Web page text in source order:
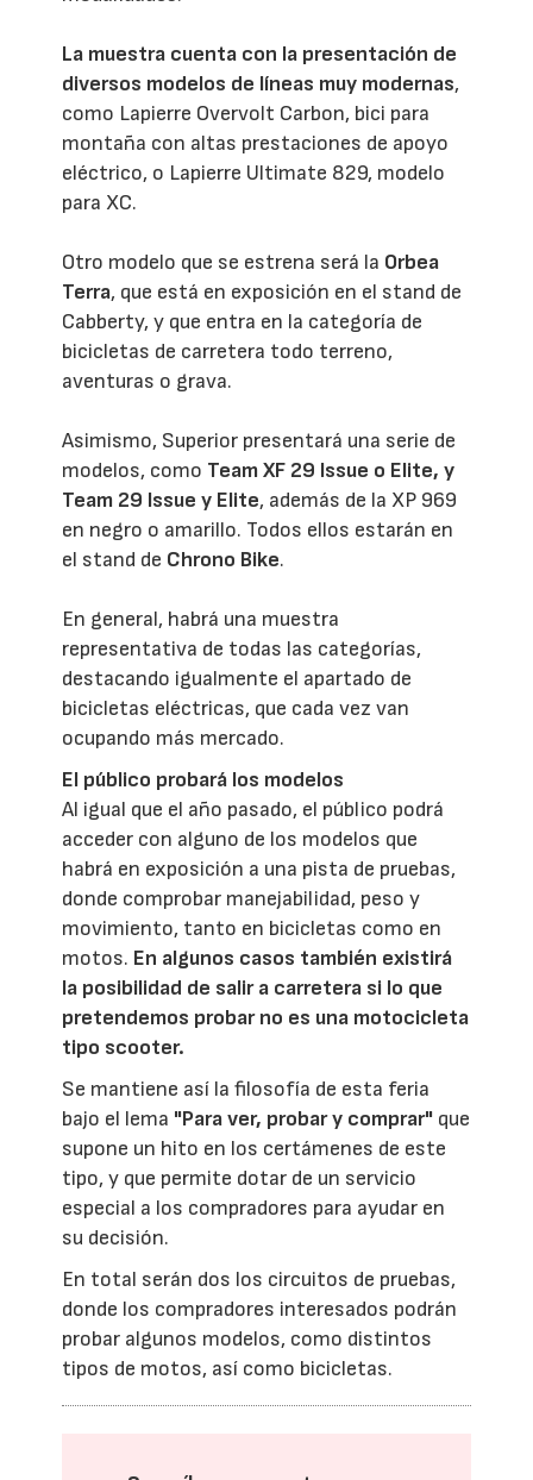
La muestra cuenta con la presentación de
diversos modelos de líneas muy modernas,
como Lapierre Overvolt Carbon, bici para
montaña con altas prestaciones de apoyo
eléctrico, o Lapierre Ultimate 829, modelo
para XC.
Otro modelo que se estrena será la Orbea
Terra, que está en exposición en el stand de
Cabberty, y que entra en la categoría de
bicicletas de carretera todo terreno,
aventuras o grava.
Asimismo, Superior presentará una serie de
modelos, como Team XF 29 Issue o Elite, y
Team 29 Issue y Elite, además de la XP 969
en negro o amarillo. Todos ellos estarán en
el stand de Chrono Bike.
En general, habrá una muestra
representativa de todas las categorías,
destacando igualmente el apartado de
bicicletas eléctricas, que cada vez van
ocupando más mercado.
El público probará los modelos
Al igual que el año pasado, el público podrá
acceder con alguno de los modelos que
habrá en exposición a una pista de pruebas,
donde comprobar manejabilidad, peso y
movimiento, tanto en bicicletas como en
motos. En algunos casos también existirá
la posibilidad de salir a carretera si lo que
pretendemos probar no es una motocicleta
tipo scooter.
Se mantiene así la filosofía de esta feria
bajo el lema "Para ver, probar y comprar" que
supone un hito en los certámenes de este
tipo, y que permite dotar de un servicio
especial a los compradores para ayudar en
su decisión.
En total serán dos los circuitos de pruebas,
donde los compradores interesados podrán
probar algunos modelos, como distintos
tipos de motos, así como bicicletas.